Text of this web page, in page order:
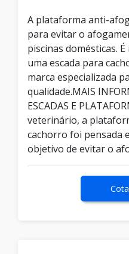
A plataforma anti-
para evitar o
piscinas domésticas.
uma escada para
marca especializada
qualidade.MAIS
ESCADAS E
veterinário, a
cachorro foi pensada
objetivo de evitar o